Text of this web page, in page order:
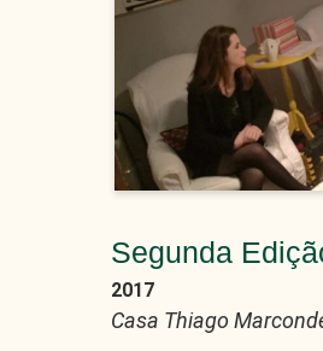
Segunda
2017
Casa Thiago